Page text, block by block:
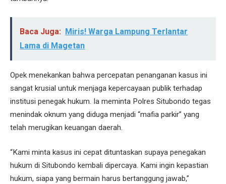
Baca Juga: Miris! Warga Lampung Terlantar
Lama di Magetan
Opek menekankan bahwa percepatan penanganan kasus ini
sangat krusial untuk menjaga kepercayaan publik terhadap
institusi penegak hukum. Ia meminta Polres Situbondo tegas
menindak oknum yang diduga menjadi “mafia parkir” yang
telah merugikan keuangan daerah.
“Kami minta kasus ini cepat dituntaskan supaya penegakan
hukum di Situbondo kembali dipercaya. Kami ingin kepastian
hukum, siapa yang bermain harus bertanggung jawab,”